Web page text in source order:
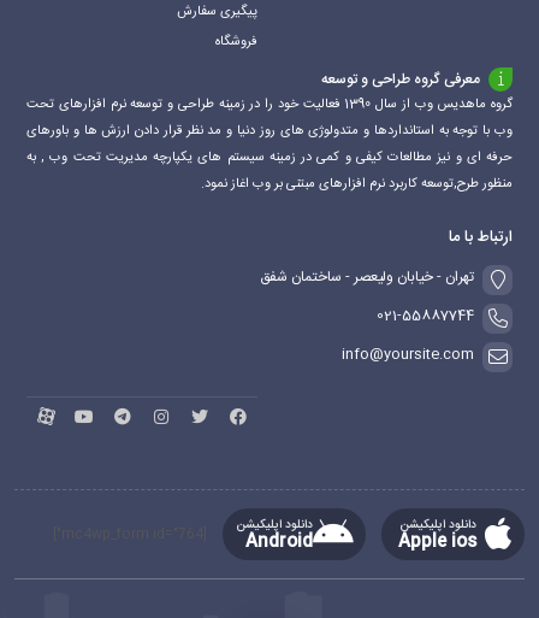
پیگیری سفارش
فروشگاه
معرفی گروه طراحی و توسعه
گروه ماهدیس وب از سال 1390 فعالیت خود را در زمینه طراحی و توسعه نرم افزارهای تحت
وب با توجه به استانداردها و متدولوژی های روز دنیا و مد نظر قرار دادن ارزش ها و باورهای
حرفه ای و نیز مطالعات کیفی و کمی در زمینه سیستم های یکپارچه مدیریت تحت وب , به
منظور طرح,توسعه کاربرد نرم افزارهای مبتنی بر وب اغاز نمود.
ارتباط با ما
تهران - خیابان ولیعصر - ساختمان شفق
021-55887744
info@yoursite.com
دانلود اپلیکیشن
Apple ios
دانلود اپلیکیشن
Android